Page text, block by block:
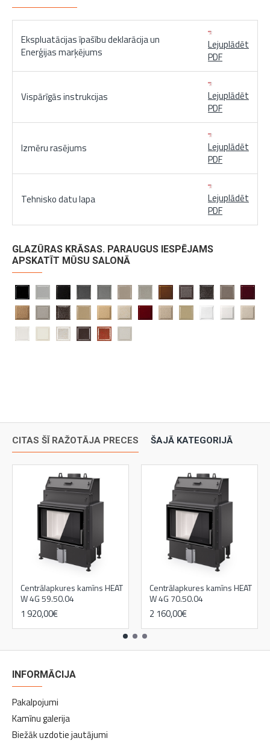
GLAZŪRAS KRĀSAS. PARAUGUS IESPĒJAMS
APSKATĪT MŪSU SALONĀ
Ekspluatācijas īpašību deklarācija un
Enerģijas marķējums
Lejuplādēt
PDF
Vispārīgās instrukcijas
Lejuplādēt
PDF
Izmēru rasējums
Lejuplādēt
PDF
Tehnisko datu lapa
Lejuplādēt
PDF
CITAS ŠĪ RAŽOTĀJA PRECES ŠAJĀ KATEGORIJĀ
Centrālapkures kamīns HEAT
W 4G 59.50.04
1 920,00€
Centrālapkures kamīns HEAT
W 4G 70.50.04
2 160,00€
INFORMĀCIJA
Pakalpojumi
Kamīnu galerija
Biežāk uzdotie jautājumi